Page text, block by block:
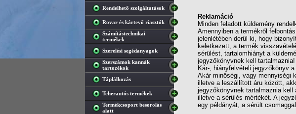
Rendelhető szolgáltatások
Rovar és kártevő riasztók
Számítástechnikai
termékek
Szerelési segédanyagok
Szerszámok kannák
tartozékok
Táplálkozás
Teherautós termékek
Termékcsoport besorolás
alatt
Reklamáció
Minden feladott küldemény
Amennyiben a termékről
jelenlétében derül ki, hogy
keletkezett, a termék
sérülést, tartalomhiányt a
jegyzőkönyvnek kell tartalmaznia!
Kár-, hiányfelvételi jegyzőkönyv
Akár minőségi, vagy mennyiségi
illetve a leszállított áru között,
jegyzőkönyvnek tartalmaznia
illetve a sérülés mértékét. A
egy példányát, a sérült